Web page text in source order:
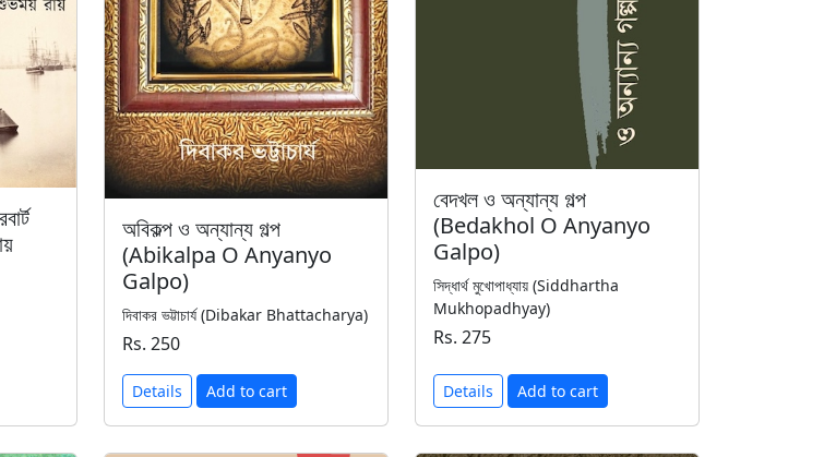
অবিকল্প ও অন্যান্য গল্প
(Abikalpa O Anyanyo
Galpo)
দিবাকর ভট্টাচার্য (Dibakar Bhattacharya)
Rs. 250
Details Add to cart
বেদখল ও অন্যান্য গল্প
(Bedakhol O Anyanyo
Galpo)
সিদ্ধার্থ মুখোপাধ্যায় (Siddhartha
Mukhopadhyay)
Rs. 275
Details Add to cart